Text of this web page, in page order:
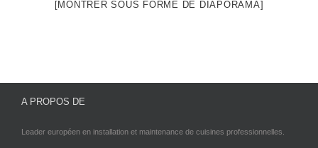
[MONTRER SOUS FORME DE DIAPORAMA]
A PROPOS DE
Leader européen en installation et maintenance de cuisines professionnelles.